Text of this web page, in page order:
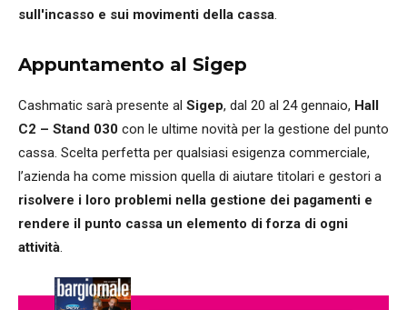
sull'incasso e sui movimenti della cassa
Appuntamento al Sigep
Cashmatic sarà presente al Sigep, dal 20 al 24 gennaio, Hall
C2 – Stand 030 con le ultime novità per la gestione del punto
cassa. Scelta perfetta per qualsiasi esigenza commerciale,
l’azienda ha come mission quella di aiutare titolari e gestori a
risolvere i loro problemi nella gestione dei pagamenti e
rendere il punto cassa un elemento di forza di ogni
attività